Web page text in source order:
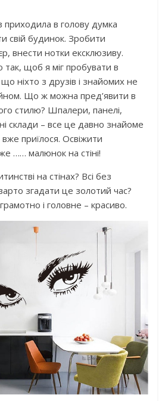
приходила в голову думка
свій будинок. Зробити
внести нотки ексклюзиву.
щоб я міг пробувати в
ніхто з друзів і знайомих не
Що ж можна пред’явити в
стилю? Шпалери, панелі,
склади – все це давно знайоме
приїлося. Освіжити
…… малюнок на стіні!
на стінах? Всі без
згадати це золотий час?
і головне – красиво.